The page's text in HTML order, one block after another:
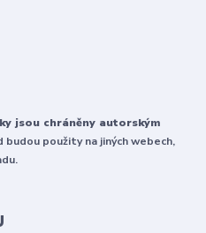
jsou chráněny autorským
budou použity na jiných webech,